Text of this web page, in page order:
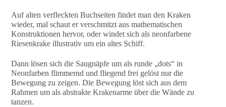
Auf alten verfleckten Buchseiten findet man den Kraken
wieder, mal schaut er verschmitzt aus mathematischen
Konstruktionen hervor, oder windet sich als neonfarbene
Riesenkrake illustrativ um ein altes Schiff.
Dann lösen sich die Saugnäpfe um als runde „dots“ in
Neonfarben flimmernd und fliegend frei gelöst nur die
Bewegung zu zeigen. Die Bewegung löst sich aus dem
Rahmen um als abstrakte Krakenarme über die Wände zu
tanzen.